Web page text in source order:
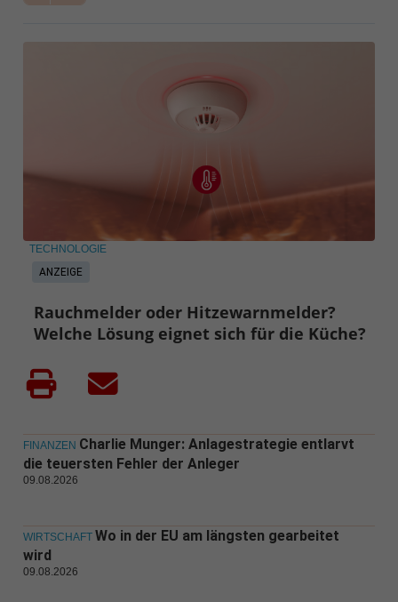
ANZEIGE
TECHNOLOGIE
Rauchmelder oder Hitzewarnmelder?
Welche Lösung eignet sich für die Küche?
FINANZEN Charlie Munger: Anlagestrategie entlarvt
die teuersten Fehler der Anleger
09.08.2026
WIRTSCHAFT Wo in der EU am längsten gearbeitet
wird
09.08.2026